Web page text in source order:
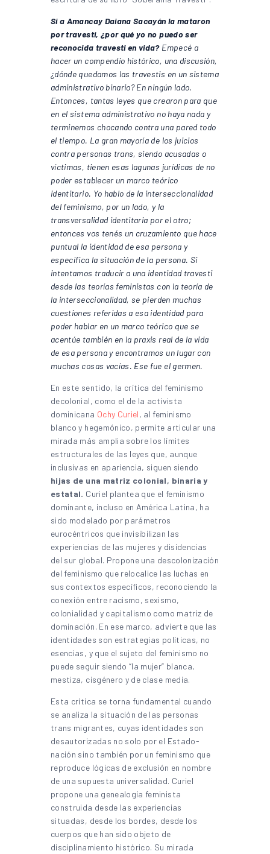
Si a Amancay Daiana Sacayán la mataron
por travesti, ¿por qué yo no puedo ser
reconocida travesti en vida?Empecé a
hacer un compendio histórico, una discusión,
¿dónde quedamos las travestis en un sistema
administrativo binario? En ningún lado.
Entonces, tantas leyes que crearon para que
en el sistema administrativo no haya nada y
terminemos chocando contra una pared todo
el tiempo. La gran mayoría de los juicios
contra personas trans, siendo acusadas o
víctimas, tienen esas lagunas jurídicas de no
poder establecer un marco teórico
identitario. Yo hablo de la interseccionalidad
del feminismo, por un lado, y la
transversalidad identitaria por el otro;
entonces vos tenés un cruzamiento que hace
puntual la identidad de esa persona y
específica la situación de la persona. Si
intentamos traducir a una identidad travesti
desde las teorías feministas con la teoría de
la interseccionalidad, se pierden muchas
cuestiones referidas a esa identidad para
poder hablar en un marco teórico que se
acentúe también en la praxis real de la vida
de esa persona y encontramos un lugar con
muchas cosas vacías. Ese fue el germen.
En este sentido, la crítica del feminismo
decolonial, como el de la activista
dominicana Ochy Curiel, al feminismo
blanco y hegemónico, permite articular una
mirada más amplia sobre los límites
estructurales de las leyes que, aunque
inclusivas en apariencia, siguen siendo
hijas de una matriz colonial, binaria y
estatal. Curiel plantea que el feminismo
dominante, incluso en América Latina, ha
sido modelado por parámetros
eurocéntricos que invisibilizan las
experiencias de las mujeres y disidencias
del sur global. Propone una descolonización
del feminismo que relocalice las luchas en
sus contextos específicos, reconociendo la
conexión entre racismo, sexismo,
colonialidad y capitalismo como matriz de
dominación. En ese marco, advierte que las
identidades son estrategias políticas, no
esencias, y que el sujeto del feminismo no
puede seguir siendo “la mujer” blanca,
mestiza, cisgénero y de clase media.
Esta crítica se torna fundamental cuando
se analiza la situación de las personas
trans migrantes, cuyas identidades son
desautorizadas no solo por el Estado-
nación sino también por un feminismo que
reproduce lógicas de exclusión en nombre
de una supuesta universalidad. Curiel
propone una genealogía feminista
construida desde las experiencias
situadas, desde los bordes, desde los
cuerpos que han sido objeto de
disciplinamiento histórico. Su mirada